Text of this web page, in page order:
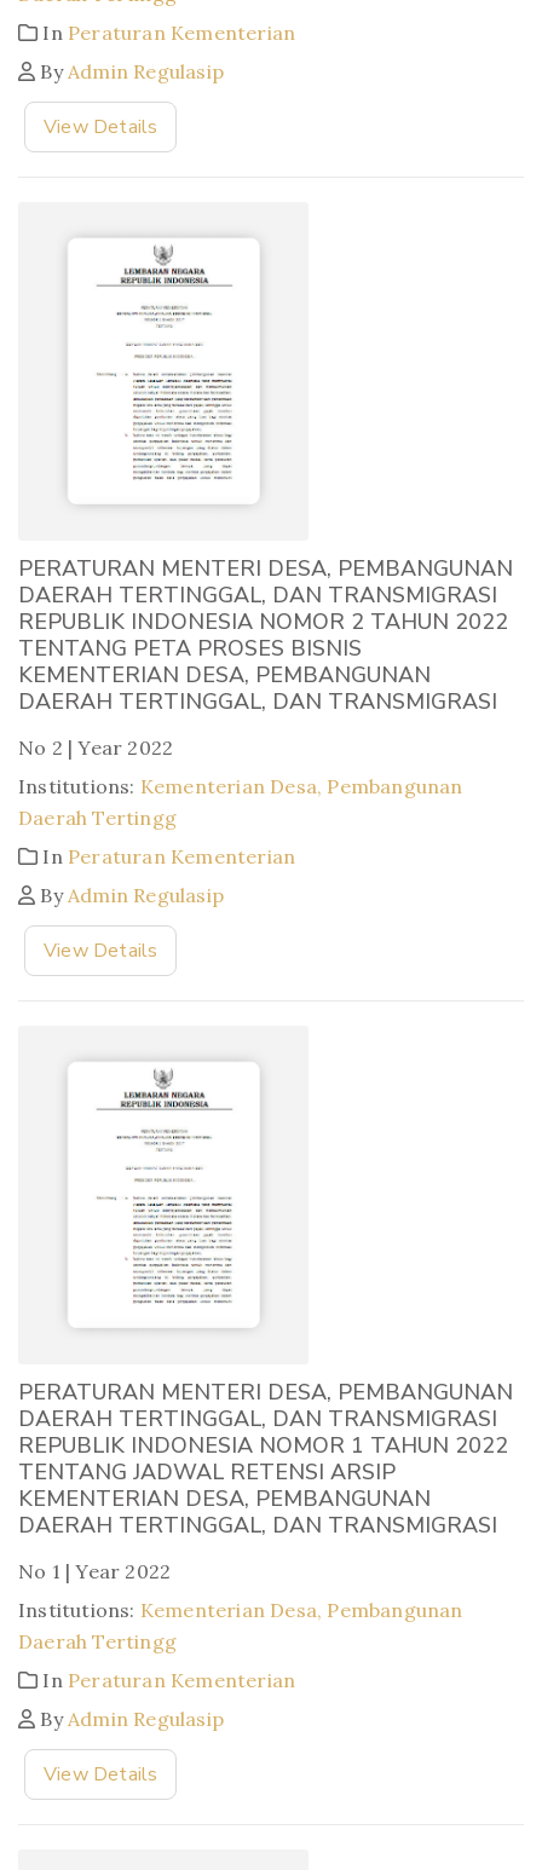
In Peraturan Kementerian
By Admin Regulasip
View Details
PERATURAN MENTERI DESA, PEMBANGUNAN
DAERAH TERTINGGAL, DAN TRANSMIGRASI
REPUBLIK INDONESIA NOMOR 2 TAHUN 2022
TENTANG PETA PROSES BISNIS
KEMENTERIAN DESA, PEMBANGUNAN
DAERAH TERTINGGAL, DAN TRANSMIGRASI
No 2 | Year 2022
Institutions: Kementerian Desa, Pembangunan
Daerah Tertingg
In Peraturan Kementerian
By Admin Regulasip
View Details
PERATURAN MENTERI DESA, PEMBANGUNAN
DAERAH TERTINGGAL, DAN TRANSMIGRASI
REPUBLIK INDONESIA NOMOR 1 TAHUN 2022
TENTANG JADWAL RETENSI ARSIP
KEMENTERIAN DESA, PEMBANGUNAN
DAERAH TERTINGGAL, DAN TRANSMIGRASI
No 1 | Year 2022
Institutions: Kementerian Desa, Pembangunan
Daerah Tertingg
In Peraturan Kementerian
By Admin Regulasip
View Details